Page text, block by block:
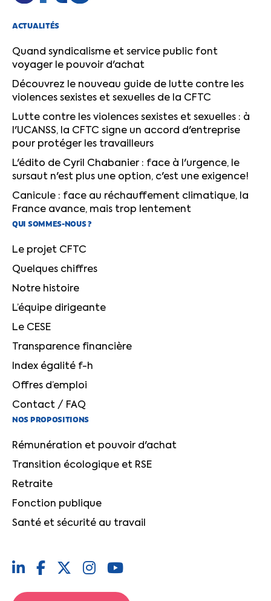
ACTUALITÉS
Quand syndicalisme et service public font
voyager le pouvoir d'achat
Découvrez le nouveau guide de lutte contre les
violences sexistes et sexuelles de la CFTC
Lutte contre les violences sexistes et sexuelles : à
l'UCANSS, la CFTC signe un accord d'entreprise
pour protéger les travailleurs
L'édito de Cyril Chabanier : face à l'urgence, le
sursaut n'est plus une option, c'est une exigence!
Canicule : face au réchauffement climatique, la
France avance, mais trop lentement
QUI SOMMES-NOUS ?
Le projet CFTC
Quelques chiffres
Notre histoire
L’équipe dirigeante
Le CESE
Transparence financière
Index égalité f-h
Offres d’emploi
Contact / FAQ
NOS PROPOSITIONS
Rémunération et pouvoir d'achat
Transition écologique et RSE
Retraite
Fonction publique
Santé et sécurité au travail